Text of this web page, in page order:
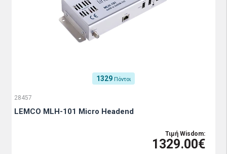
1329 Πόντοι
28457
LEMCO MLH-101 Micro Headend
Τιμή Wisdom:
1329.00€